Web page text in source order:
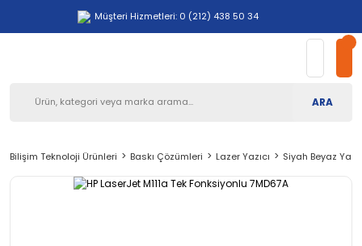
Müşteri Hizmetleri: 0 (212) 438 50 34
ARA
Bilişim Teknoloji Ürünleri Baskı Çözümleri Lazer Yazıcı Siyah Beyaz